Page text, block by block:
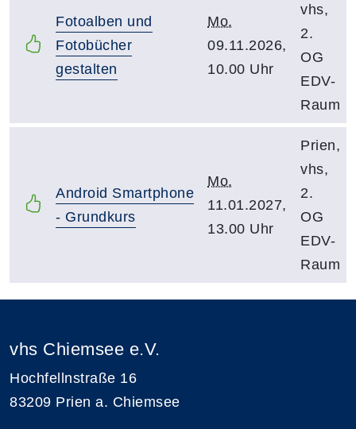
Fotoalben und
Fotobücher
gestalten
Mo.
09.11.2026,
10.00 Uhr
vhs,
2.
OG
EDV-
Raum
Android Smartphone
- Grundkurs
Mo.
11.01.2027,
13.00 Uhr
Prien,
vhs,
2.
OG
EDV-
Raum
vhs Chiemsee e.V.
Hochfellnstraße 16
83209 Prien a. Chiemsee